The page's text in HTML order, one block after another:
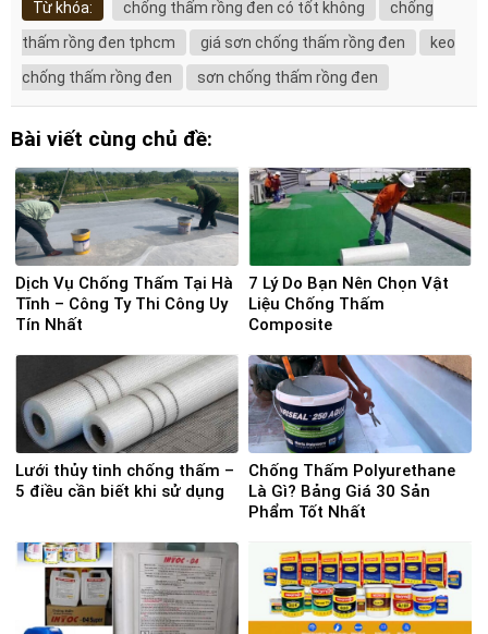
Từ khóa: chống thấm rồng đen có tốt không
chống
thấm rồng đen tphcm
giá sơn chống thấm rồng đen
keo
chống thấm rồng đen
sơn chống thấm rồng đen
Bài viết cùng chủ đề:
Dịch Vụ Chống Thấm Tại Hà
Tĩnh – Công Ty Thi Công Uy
Tín Nhất
7 Lý Do Bạn Nên Chọn Vật
Liệu Chống Thấm
Composite
Lưới thủy tinh chống thấm –
5 điều cần biết khi sử dụng
Chống Thấm Polyurethane
Là Gì? Bảng Giá 30 Sản
Phẩm Tốt Nhất